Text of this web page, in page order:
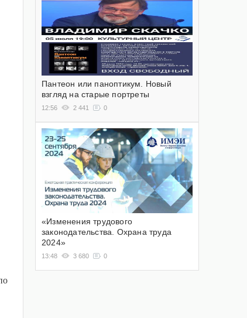
Пантеон или паноптикум. Новый
взгляд на старые портреты
12:56 2 441 0
«Изменения трудового
законодательства. Охрана труда
2024»
13:48 3 680 0